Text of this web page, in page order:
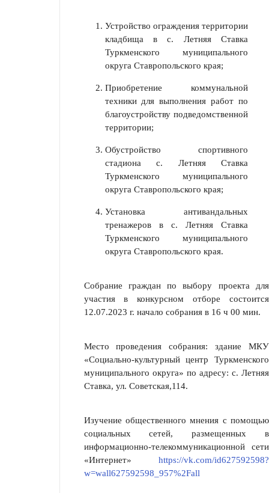
Устройство ограждения территории
кладбища в с. Летняя Ставка
Туркменского муниципального
округа Ставропольского края;
Приобретение коммунальной
техники для выполнения работ по
благоустройству подведомственной
территории;
Обустройство спортивного
стадиона с. Летняя Ставка
Туркменского муниципального
округа Ставропольского края;
Установка антивандальных
тренажеров в с. Летняя Ставка
Туркменского муниципального
округа Ставропольского края.
Собрание граждан по выбору проекта для
участия в конкурсном отборе состоится
12.07.2023 г. начало собрания в 16 ч 00 мин.
Место проведения собрания: здание МКУ
«Социально-культурный центр Туркменского
муниципального округа» по адресу: с. Летняя
Ставка, ул. Советская,114.
Изучение общественного мнения с помощью
социальных сетей, размещенных в
информационно-телекоммуникационной сети
«Интернет» https://vk.com/id627592598?
w=wall627592598_957%2Fall